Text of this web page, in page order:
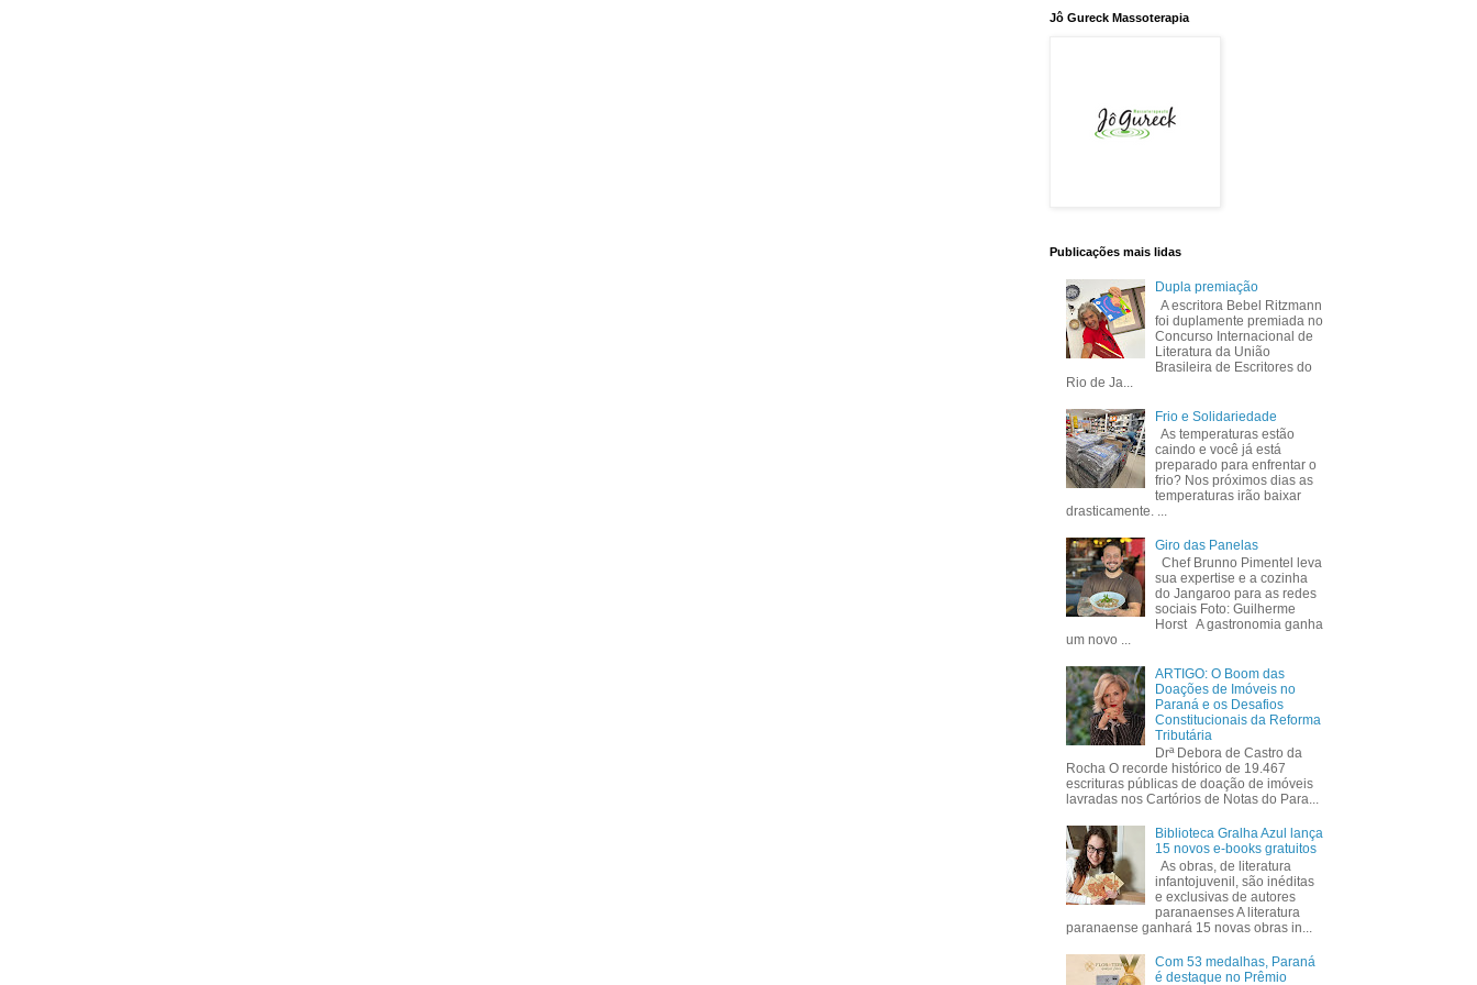
Jô Gureck Massoterapia
Publicações mais lidas
Dupla premiação
A escritora Bebel Ritzmann
foi duplamente premiada no
Concurso Internacional de
Literatura da União
Brasileira de Escritores do
Rio de Ja...
Frio e Solidariedade
As temperaturas estão
caindo e você já está
preparado para enfrentar o
frio? Nos próximos dias as
temperaturas irão baixar
drasticamente. ...
Giro das Panelas
Chef Brunno Pimentel leva
sua expertise e a cozinha
do Jangaroo para as redes
sociais Foto: Guilherme
Horst A gastronomia ganha
um novo ...
ARTIGO: O Boom das
Doações de Imóveis no
Paraná e os Desafios
Constitucionais da Reforma
Tributária
Drª Debora de Castro da
Rocha O recorde histórico de 19.467
escrituras públicas de doação de imóveis
lavradas nos Cartórios de Notas do Para...
Biblioteca Gralha Azul lança
15 novos e-books gratuitos
As obras, de literatura
infantojuvenil, são inéditas
e exclusivas de autores
paranaenses A literatura
paranaense ganhará 15 novas obras in...
Com 53 medalhas, Paraná
é destaque no Prêmio